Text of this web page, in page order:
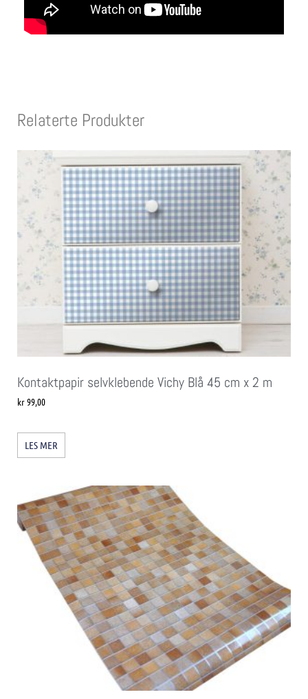
Relaterte Produkter
Kontaktpapir selvklebende Vichy Blå 45 cm x 2 m
kr99,00
LES MER